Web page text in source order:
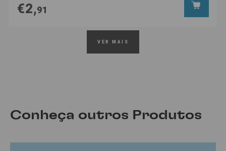
€2,91
VER MAIS
Conheça outros Produtos